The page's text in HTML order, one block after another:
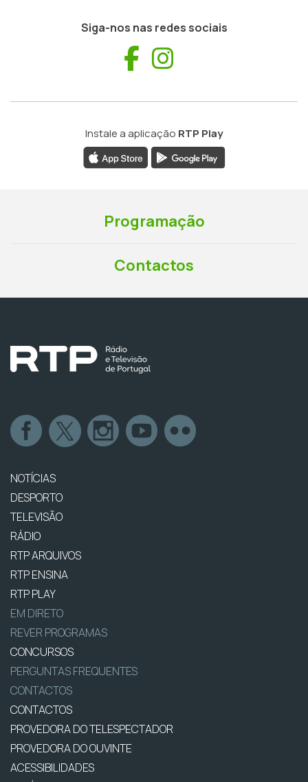
Siga-nos nas redes sociais
Facebook
Instale a aplicação RTP Play
Programação
Contactos
NOTÍCIAS
DESPORTO
TELEVISÃO
RÁDIO
RTP ARQUIVOS
RTP ENSINA
RTP PLAY
EM DIRETO
REVER PROGRAMAS
CONCURSOS
PERGUNTAS FREQUENTES
CONTACTOS
CONTACTOS
PROVEDORA DO TELESPECTADOR
PROVEDORA DO OUVINTE
ACESSIBILIDADES